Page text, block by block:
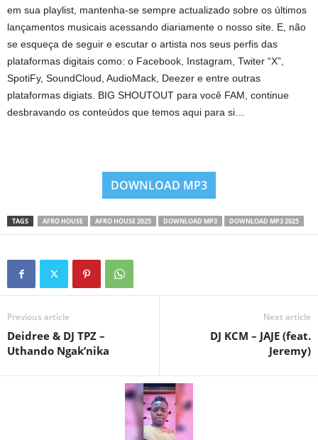
em sua playlist, mantenha-se sempre actualizado sobre os últimos
lançamentos musicais acessando diariamente o nosso site. E, não
se esqueça de seguir e escutar o artista nos seus perfis das
plataformas digitais como: o Facebook, Instagram, Twiter “X”,
SpotiFy, SoundCloud, AudioMack, Deezer e entre outras
plataformas digiats. BIG SHOUTOUT para você FAM, continue
desbravando os conteúdos que temos aqui para si…
DOWNLOAD MP3
TAGS AFRO HOUSE AFRO HOUSE 2025 DOWNLOAD MP3 DOWNLOAD MP3 2025
Previous article
Deidree & DJ TPZ –
Uthando Ngak’nika
Next article
DJ KCM – JAJE (feat.
Jeremy)